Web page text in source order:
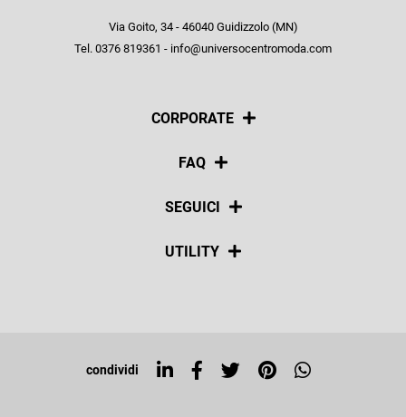
Via Goito, 34 - 46040 Guidizzolo (MN)
Tel. 0376 819361 - info@universocentromoda.com
CORPORATE
Chi siamo
FAQ
Pagamenti
SEGUICI
Social
UTILITY
Top ricerche
condividi